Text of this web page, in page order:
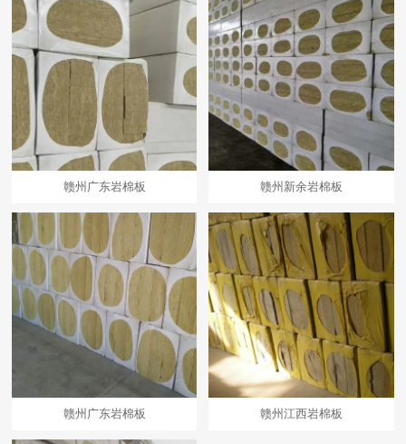
赣州广东岩棉板 赣州新余岩棉板
赣州广东岩棉板 赣州江西岩棉板